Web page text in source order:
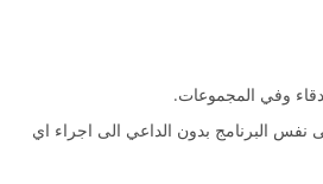
وفي المجموعات.
البرنامج بدون الداعي الى اجراء اي